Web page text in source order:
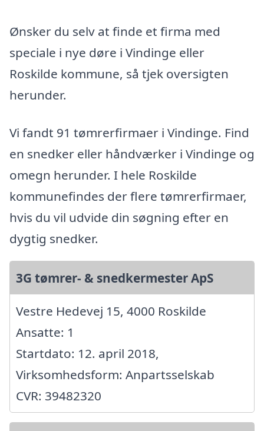
Ønsker du selv at finde et firma med
speciale i nye døre i Vindinge eller
Roskilde kommune, så tjek oversigten
herunder.
Vi fandt 91 tømrerfirmaer i Vindinge. Find
en snedker eller håndværker i Vindinge og
omegn herunder. I hele Roskilde
kommunefindes der flere tømrerfirmaer,
hvis du vil udvide din søgning efter en
dygtig snedker.
3G tømrer- & snedkermester ApS
Vestre Hedevej 15, 4000 Roskilde
Ansatte: 1
Startdato: 12. april 2018,
Virksomhedsform: Anpartsselskab
CVR: 39482320